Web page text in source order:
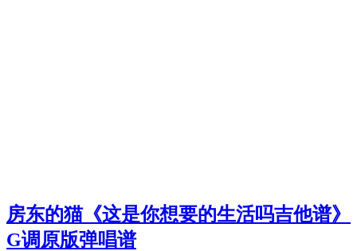
房东的猫《这是你想要的生活吗吉他谱》
G调原版弹唱谱